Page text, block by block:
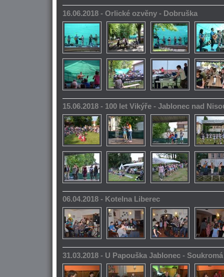
16.06.2018 - Orlické ozvěny - Dobruška
15.06.2018 - 100 let Vikýře - Jablonec nad
06.04.2018 - Kotelna Liberec
31.03.2018 - U Papouška Jablonec -